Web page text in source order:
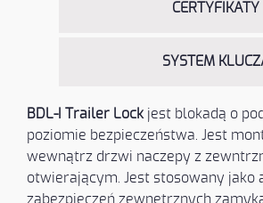
CERTYFIKATY
SYSTEM
BDL-I Trailer Lock jest blokadą o
poziomie bezpieczeństwa. Jest
wewnątrz drzwi naczepy z
otwierającym. Jest stosowany jako
zabezpieczeń zewnetrznych